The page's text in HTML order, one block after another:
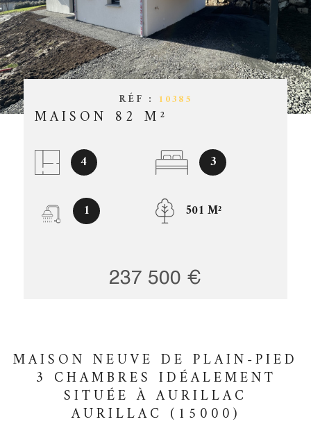
GESTION
OFFRES
RÉF : 10385
MAISON 82 M²
4 3
1 501 M²
237 500 €
MAISON NEUVE DE PLAIN-PIED
3 CHAMBRES IDÉALEMENT
SITUÉE À AURILLAC
AURILLAC (15000)
CHAMPS
TEXTE
RÉFÉRENCE
PARTICULARITÉ